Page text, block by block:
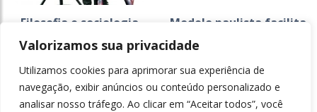
Valorizamos sua privacidade
Utilizamos cookies para aprimorar sua experiência de
navegação, exibir anúncios ou conteúdo personalizado e
analisar nosso tráfego. Ao clicar em “Aceitar todos”, você
Filosofia e sociologia
pelo currículo no
ensino...
+ Mais Informações
Modelo paulista facilita
ensino técnico ao
superior
+ Mais Informações